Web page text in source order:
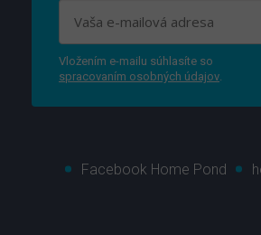
Vložením e-mailu súhlasíte so
spracovaním osobných údajov
Facebook Home Pond